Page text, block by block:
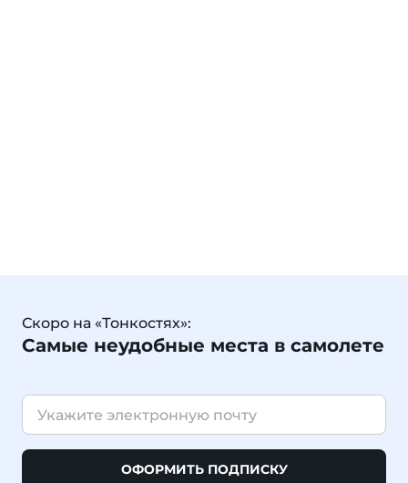
Скоро на «Тонкостях»:
Самые неудобные места в самолете
ОФОРМИТЬ ПОДПИСКУ